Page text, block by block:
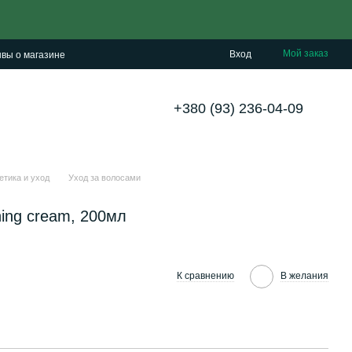
о магазине Вход Мой заказ
+380 (93) 236-04-09
и уход Уход за волосами
cream, 200мл
К сравнению В желания